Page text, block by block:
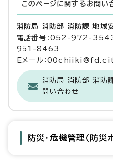
このページに関する お問い
消防局 消防部 消防課 地域
電話番号：052-972-
951-8463
Eメール：
消防局 消防部 消防
問い合わせ
防災・危機管理（防災